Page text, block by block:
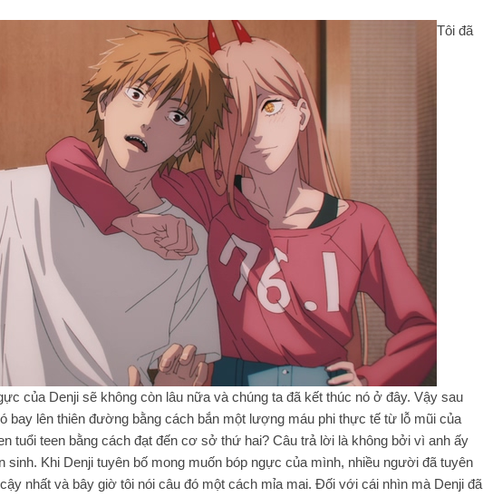
Tôi đã
của Denji sẽ không còn lâu nữa và chúng ta đã kết thúc nó ở đây. Vậy sau
bay lên thiên đường bằng cách bắn một lượng máu phi thực tế từ lỗ mũi của
tuổi teen bằng cách đạt đến cơ sở thứ hai? Câu trả lời là không bởi vì anh ấy
sinh. Khi Denji tuyên bố mong muốn bóp ngực của mình, nhiều người đã tuyên
nhất và bây giờ tôi nói câu đó một cách mỉa mai. Đối với cái nhìn mà Denji đã